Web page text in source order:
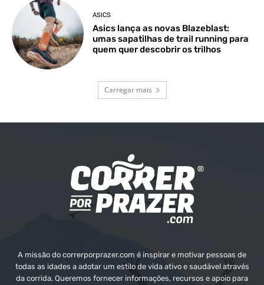
ASICS
Asics lança as novas Blazeblast:
umas sapatilhas de trail running para
quem quer descobrir os trilhos
Carregar mais
A missão do correrporprazer.com é inspirar e motivar pessoas de
todas as idades a adotar um estilo de vida ativo e saudável através
da corrida. Queremos fornecer informações, recursos e apoio para